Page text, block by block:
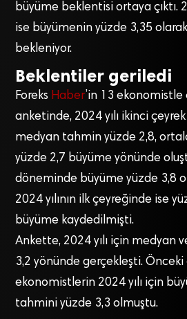
büyüme beklentisi ortaya çıktı.
ise büyümenin yüzde 3,35
bekleniyor.
Beklentiler geriledi
Foreks Haber’in 13 ekonomistle
anketinde, 2024 yılı ikinci
medyan tahmin yüzde 2,8,
yüzde 2,7 büyüme yönünde
döneminde büyüme yüzde 3,8
2024 yılının ilk çeyreğinde ise
büyüme kaydedilmişti.
Ankette, 2024 yılı için medyan
3,2 yönünde gerçekleşti.
ekonomistlerin 2024 yılı için
tahmini yüzde 3,3 olmuştu.